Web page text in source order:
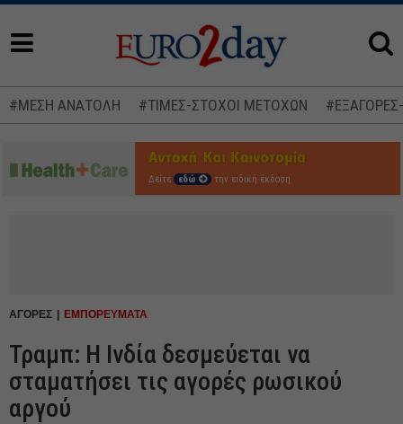
#ΜΕΣΗ ΑΝΑΤΟΛΗ #ΤΙΜΕΣ-ΣΤΟΧΟΙ ΜΕΤΟΧΩΝ
Δείτε εδώ την ειδική έκδοση
ΑΓΟΡΕΣ ΕΜΠΟΡΕΥΜΑΤΑ
Τραμπ: Η Ινδία δεσμεύεται να
σταματήσει τις αγορές ρωσικού
αργού